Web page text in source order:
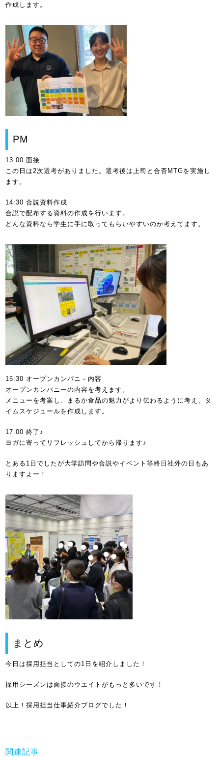
作成します。
PM
13:00 面接
この日は2次選考がありました。選考後は上司と合否MTGを実施し
ます。
14:30 合説資料作成
合説で配布する資料の作成を行います。
どんな資料なら学生に手に取ってもらいやすいのか考えてます。
15:30 オープンカンパニ－内容
オープンカンパニーの内容を考えます。
メニューを考案し、まるか食品の魅力がより伝わるように考え、タ
イムスケジュールを作成します。
17:00 終了♪
ヨガに寄ってリフレッシュしてから帰ります♪
とある1日でしたが大学訪問や合説やイベント等終日社外の日もあ
りますよー！
まとめ
今日は採用担当としての1日を紹介しました！
採用シーズンは面接のウエイトがもっと多いです！
以上！採用担当仕事紹介ブログでした！
関連記事